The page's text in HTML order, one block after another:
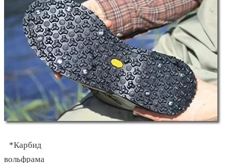
*Карбид
вольфрама